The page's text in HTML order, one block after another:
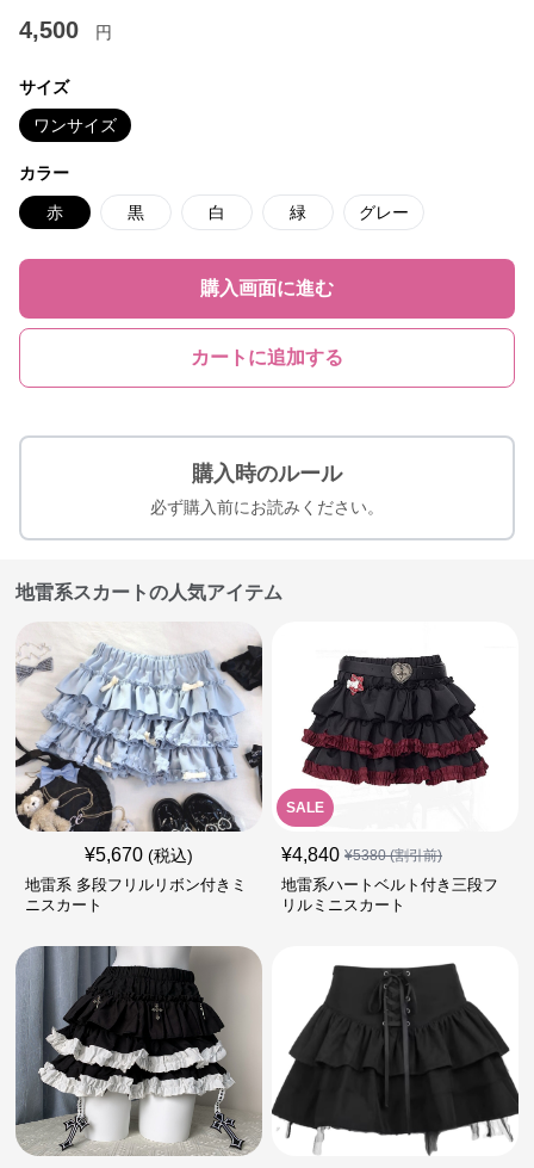
4,500 円
サイズ
ワンサイズ
カラー
赤 黒 白 緑 グレー
購入画面に進む
カートに追加する
購入時のルール
必ず購入前にお読みください。
地雷系スカートの人気アイテム
¥5,670 (税込)
地雷系 多段フリルリボン付きミ
ニスカート
SALE
¥4,840 ¥5380(割引前)
地雷系ハートベルト付き三段フ
リルミニスカート